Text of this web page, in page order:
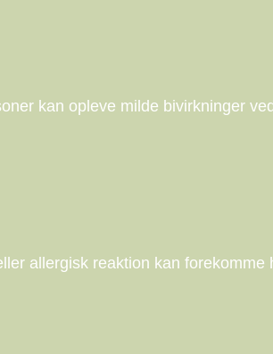
kan opleve milde bivirkninger
allergisk reaktion kan forekomme